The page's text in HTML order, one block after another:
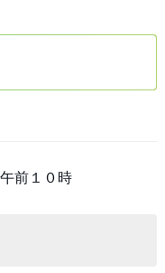
前１０時